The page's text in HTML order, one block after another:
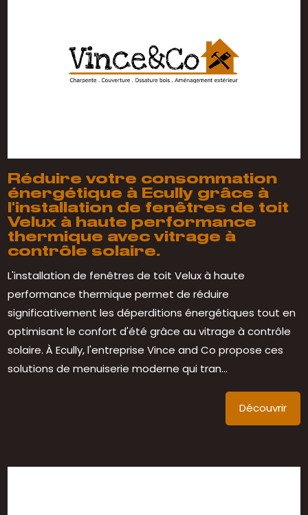
Réduire votre consommation
énergétique à Ecully grâce à
l'installation de fenêtres de toit
Velux à haute performance
thermique avec vitrage à
contrôle solaire.
L'installation de fenêtres de toit Velux à haute
performance thermique permet de réduire
significativement les déperditions énergétiques tout en
optimisant le confort d'été grâce au vitrage à contrôle
solaire. À Ecully, l'entreprise Vince and Co propose ces
solutions de menuiserie moderne qui tran...
Découvrir